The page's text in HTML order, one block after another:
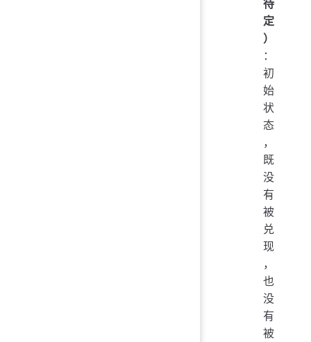
待
定
）
：
初
始
状
态
，
既
没
有
被
兑
现
，
也
没
有
被